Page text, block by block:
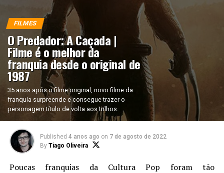
FILMES
O Predador: A Caçada |
Filme é o melhor da
franquia desde o original de
1987
35 anos após o filme original, novo filme da
franquia surpreende e consegue trazer o
personagem título de volta aos trilhos.
Published 4 anos ago on 7 de agosto de 2022
By Tiago Oliveira
Poucas franquias da Cultura Pop foram tão